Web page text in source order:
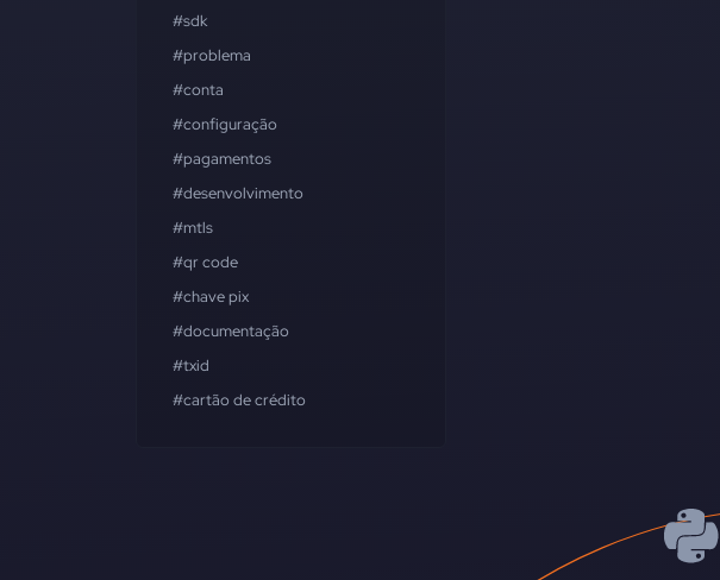
#sdk
#problema
#conta
#configuração
#pagamentos
#desenvolvimento
#mtls
#qr code
#chave pix
#documentação
#txid
#cartão de crédito